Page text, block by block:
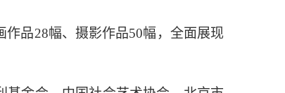
品28幅、摄影作品50幅，全面展现